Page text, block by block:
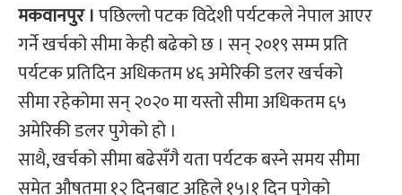
मकवानपुर ।पछिल्लो पटक विदेशी पर्यटकले नेपाल आएर
गर्ने खर्चको सीमा केही बढेको छ । सन् २०१९ सम्म प्रति
पर्यटक प्रतिदिन अधिकतम ४६ अमेरिकी डलर खर्चको
सीमा रहेकोमा सन् २०२० मा यस्तो सीमा अधिकतम ६५
अमेरिकी डलर पुगेको हो ।
साथै, खर्चको सीमा बढेसँगै यता पर्यटक बस्ने समय सीमा
समेत औषतमा १२ दिनबाट अहिले १५।१ दिन पुगेको